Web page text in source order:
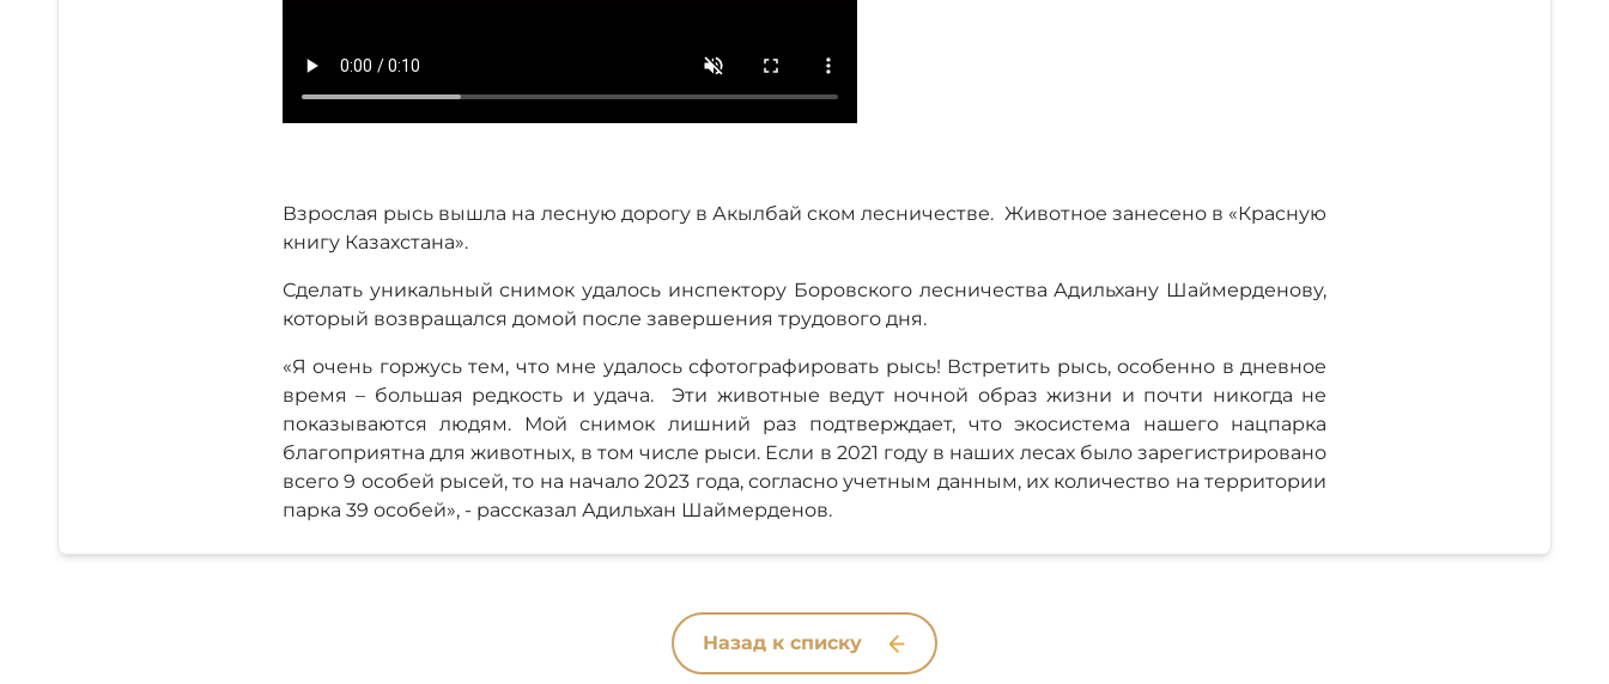
Взрослая рысь вышла на лесную дорогу в Акылбай ском лесничестве. Животное занесено в «Красную
книгу Казахстана».
Сделать уникальный снимок удалось инспектору Боровского лесничества Адильхану Шаймерденову,
который возвращался домой после завершения трудового дня.
«Я очень горжусь тем, что мне удалось сфотографировать рысь! Встретить рысь, особенно в дневное
время – большая редкость и удача. Эти животные ведут ночной образ жизни и почти никогда не
показываются людям. Мой снимок лишний раз подтверждает, что экосистема нашего нацпарка
благоприятна для животных, в том числе рыси. Если в 2021 году в наших лесах было зарегистрировано
всего 9 особей рысей, то на начало 2023 года, согласно учетным данным, их количество на территории
парка 39 особей», - рассказал Адильхан Шаймерденов.
Назад к списку